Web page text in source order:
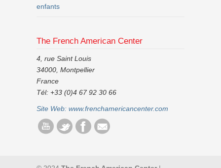
enfants
The French American Center
4, rue Saint Louis
34000, Montpellier
France
Tél: +33 (0)4 67 92 30 66
Site Web: www.frenchamericancenter.com